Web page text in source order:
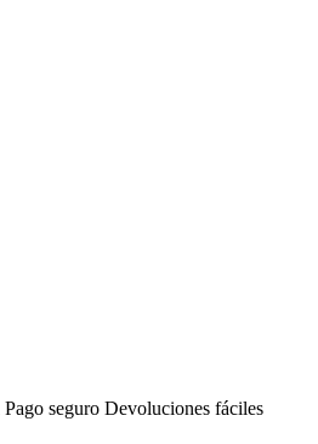
Pago seguro Devoluciones fáciles